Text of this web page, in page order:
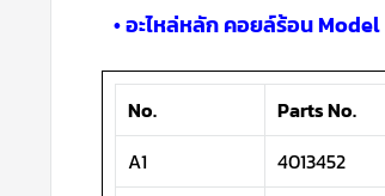
• อะไหล่หลัก คอยล์ร้อน Model
No. Parts No.
A1
4013452